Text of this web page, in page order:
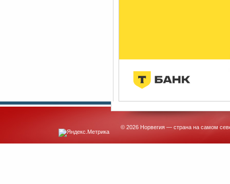
© 2026 Норвегия — страна на самом